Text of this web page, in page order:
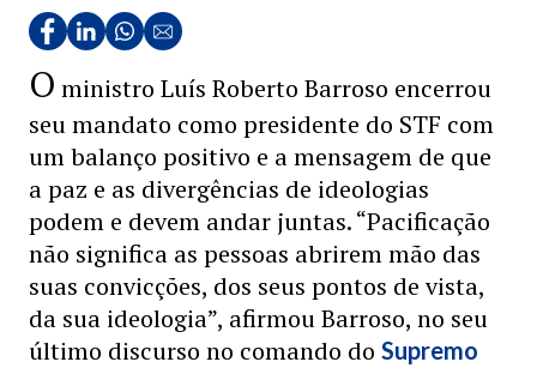
O ministro Luís Roberto Barroso encerrou
seu mandato como presidente do STF com
um balanço positivo e a mensagem de que
a paz e as divergências de ideologias
podem e devem andar juntas. “Pacificação
não significa as pessoas abrirem mão das
suas convicções, dos seus pontos de vista,
da sua ideologia”, afirmou Barroso, no seu
último discurso no comando do Supremo